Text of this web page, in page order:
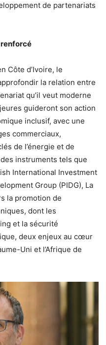
de partenariats
Côte d’Ivoire, le
la relation entre
qu’il veut moderne
guideront son action
inclusif, avec une
commerciaux,
de l’énergie et de
des instruments tels que
International Investment
Group (PIDG), La
la promotion de
dont les
et la sécurité
deux enjeux au cœur
Uni et l’Afrique de